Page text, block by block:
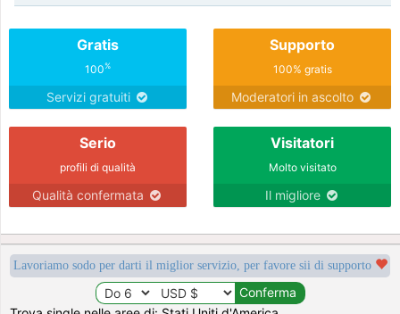
Gratis
100%
Servizi gratuiti
Supporto
100% gratis
Moderatori in ascolto
Serio
profili di qualità
Qualità confermata
Visitatori
Molto visitato
Il migliore
Lavoriamo sodo per darti il miglior servizio, per favore sii di supporto